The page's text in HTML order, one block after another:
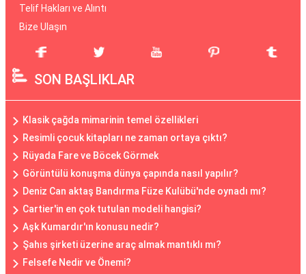
Telif Hakları ve Alıntı
Bize Ulaşın
SON BAŞLIKLAR
Klasik çağda mimarinin temel özellikleri
Resimli çocuk kitapları ne zaman ortaya çıktı?
Rüyada Fare ve Böcek Görmek
Görüntülü konuşma dünya çapında nasıl yapılır?
Deniz Can aktaş Bandırma Füze Kulübü'nde oynadı mı?
Cartier'in en çok tutulan modeli hangisi?
Aşk Kumardır'ın konusu nedir?
Şahıs şirketi üzerine araç almak mantıklı mı?
Felsefe Nedir ve Önemi?